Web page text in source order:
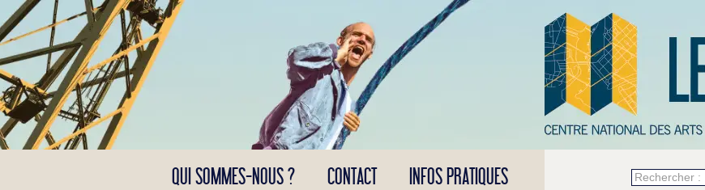
Panneau de gestion des cookies
QUI SOMMES-NOUS ? CONTACT INFOS PRATIQUES Rechercher :